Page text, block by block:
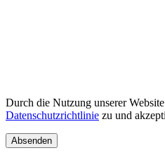
Durch die Nutzung unserer
Datenschutzrichtlinie zu und